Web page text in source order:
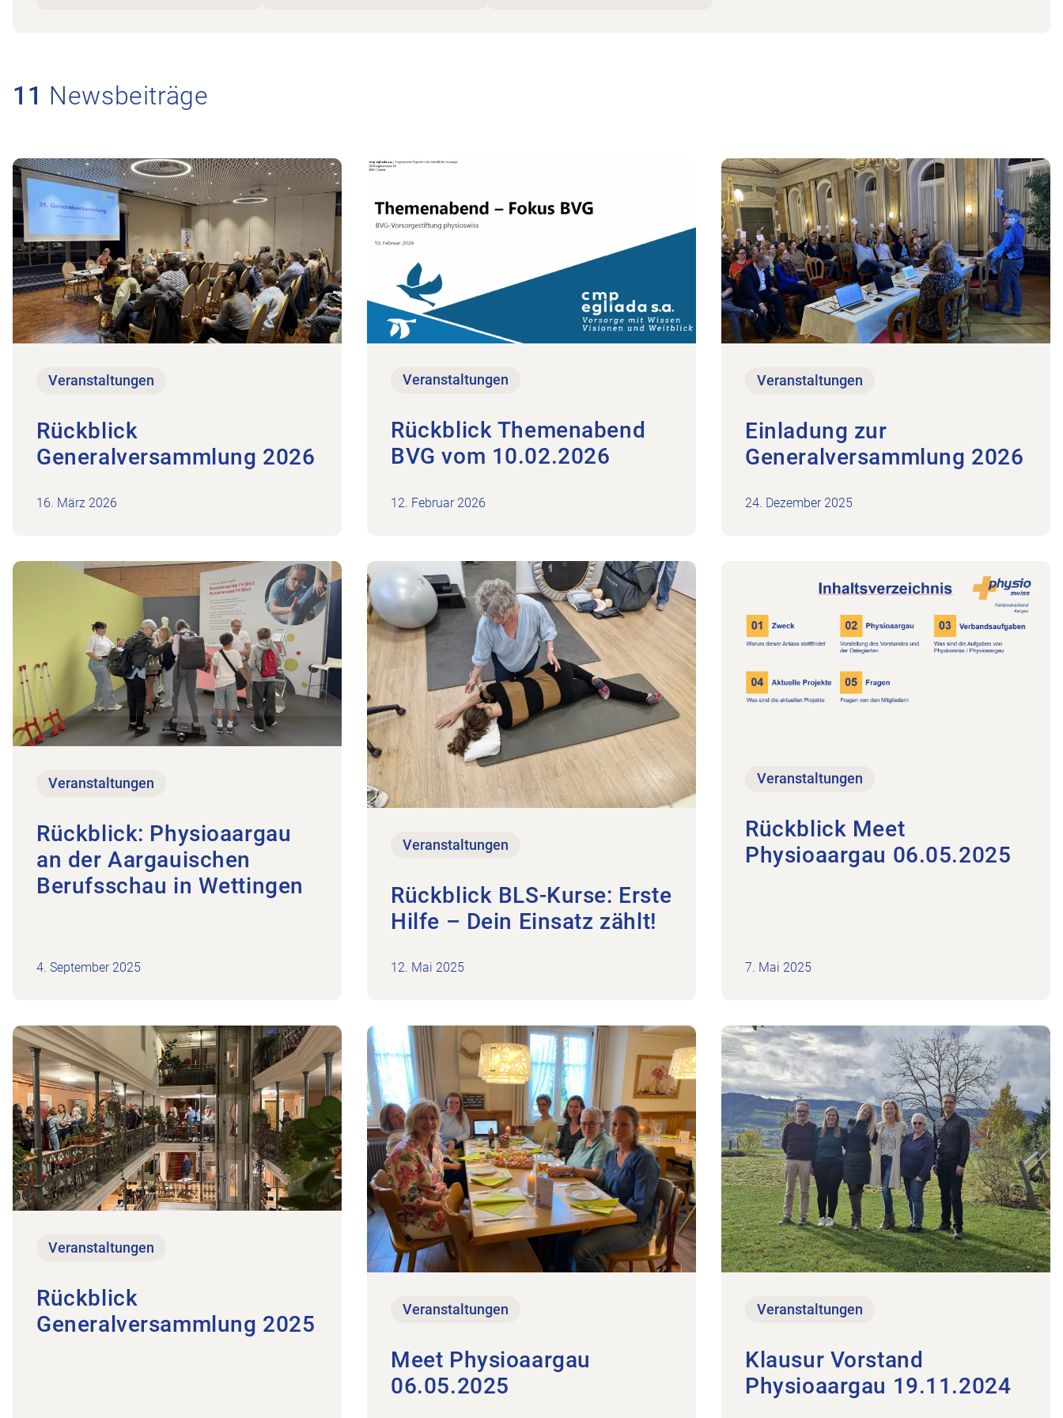
11 Newsbeiträge
Veranstaltungen
Rückblick
Generalversammlung 2026
16. März 2026
Zum Beitrag Rückblick Generalversammlung 2026
Veranstaltungen
Rückblick Themenabend
BVG vom 10.02.2026
12. Februar 2026
Zum Beitrag Rückblick Themenabend BVG vom 10.02.2026
Veranstaltungen
Einladung zur
Generalversammlung 2026
24. Dezember 2025
Zum Beitrag Einladung zur Generalversammlung
Veranstaltungen
Rückblick: Physioaargau
an der Aargauischen
Berufsschau in Wettingen
4. September 2025
Zum Beitrag Rückblick: Physioaargau an der Aargauischen Berufsschau in Wettingen
Veranstaltungen
Rückblick BLS-Kurse: Erste
Hilfe – Dein Einsatz zählt!
12. Mai 2025
Zum Beitrag Rückblick BLS-Kurse: Erste Hilfe – Dein Einsatz zählt!
Veranstaltungen
Rückblick Meet
Physioaargau 06.05.2025
7. Mai 2025
Zum Beitrag Rückblick Meet Physioaargau
Veranstaltungen
Rückblick
Generalversammlung 2025
Zum Beitrag Rückblick Generalversammlung 2025
Veranstaltungen
Meet Physioaargau
06.05.2025
Zum Beitrag Meet Physioaargau 06.05.2025
Veranstaltungen
Klausur Vorstand
Physioaargau 19.11.2024
Zum Beitrag Klausur Vorstand Physioaargau